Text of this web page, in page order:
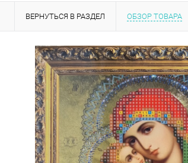
ВЕРНУТЬСЯ В РАЗДЕЛ ОБЗОР ТОВАРА